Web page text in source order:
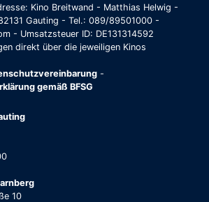
Kino Breitwand - Matthias Helwig -
Gauting - Tel.: 089/89501000 -
- Umsatzsteuer ID: DE131314592
direkt über die jeweiligen Kinos
-
gemäß BFSG
10